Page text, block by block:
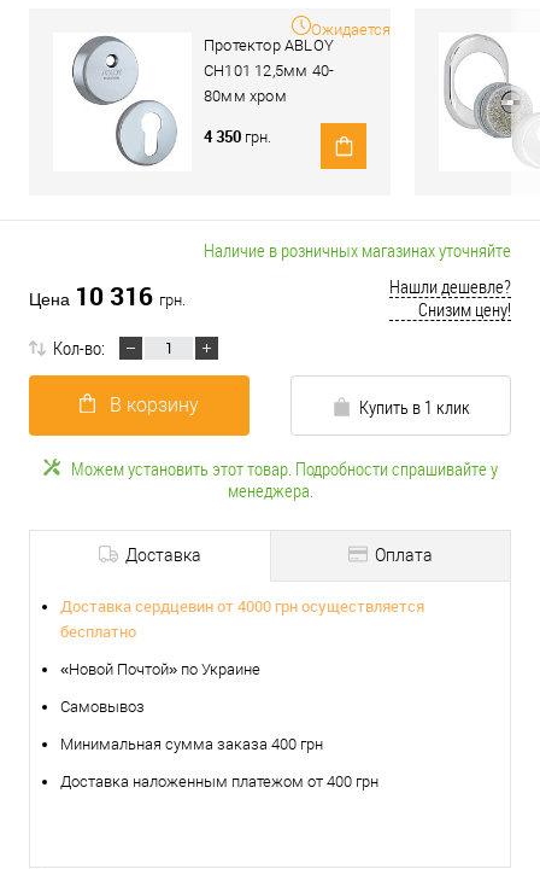
Протектор ABLOY
CH101 12,5мм 40-
80мм хром
Ожидается
4 350 грн.
Наличие в розничных магазинах уточняйте
Цена 10 316 грн.
Нашли дешевле?
Снизим цену!
Кол-во:
В корзину Купить в 1 клик
Можем установить этот товар. Подробности спрашивайте у
менеджера.
Доставка Оплата
Доставка сердцевин от 4000 грн осуществляется
бесплатно
«Новой Почтой» по Украине
Самовывоз
Минимальная сумма заказа 400 грн
Доставка наложенным платежом от 400 грн